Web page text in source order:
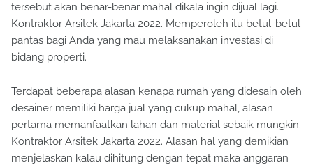
tersebut akan benar-benar mahal dikala ingin dijual lagi.
Kontraktor Arsitek Jakarta 2022. Memperoleh itu betul-betul
pantas bagi Anda yang mau melaksanakan investasi di
bidang properti.
Terdapat beberapa alasan kenapa rumah yang didesain oleh
desainer memiliki harga jual yang cukup mahal, alasan
pertama memanfaatkan lahan dan material sebaik mungkin.
Kontraktor Arsitek Jakarta 2022. Alasan hal yang demikian
menjelaskan kalau dihitung dengan tepat maka anggaran